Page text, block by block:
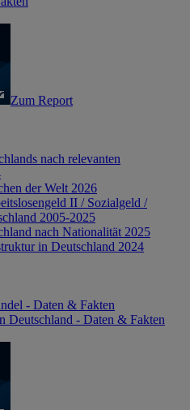
Zum Report
nach relevanten
der Welt 2026
II / Sozialgeld /
2005-2025
nach Nationalität 2025
in Deutschland 2024
- Daten & Fakten
Deutschland - Daten & Fakten